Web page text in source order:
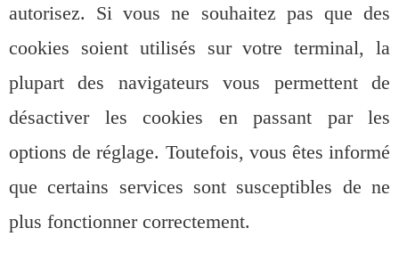
autorisez. Si vous ne souhaitez pas que des
cookies soient utilisés sur votre terminal, la
plupart des navigateurs vous permettent de
désactiver les cookies en passant par les
options de réglage. Toutefois, vous êtes informé
que certains services sont susceptibles de ne
plus fonctionner correctement.